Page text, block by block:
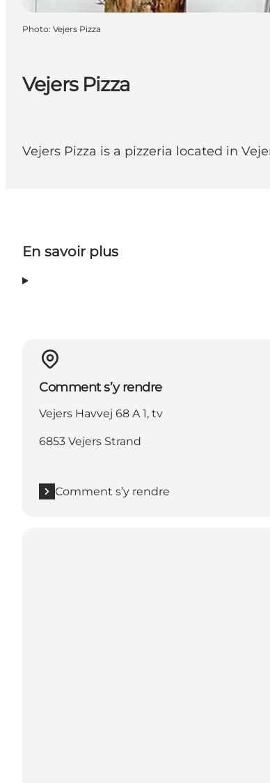
Vejers Pizza
Vejers Pizza is a pizzeria located in
Photo: Vejers Pizza
En savoir plus
Comment s’y rendre
Vejers Havvej 68 A 1, tv
6853 Vejers Strand
Comment s’y rendre